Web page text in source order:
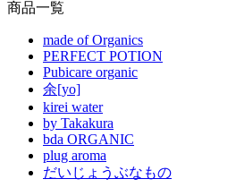
商品一覧
made of Organics
PERFECT POTION
Pubicare organic
余[yo]
kirei water
by Takakura
bda ORGANIC
plug aroma
だいじょうぶなもの